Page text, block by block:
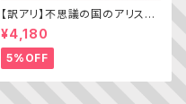
【訳アリ】不思議の国のアリス（A
lice’s Adventures in WOND
ERLAND）
¥4,180
5%OFF